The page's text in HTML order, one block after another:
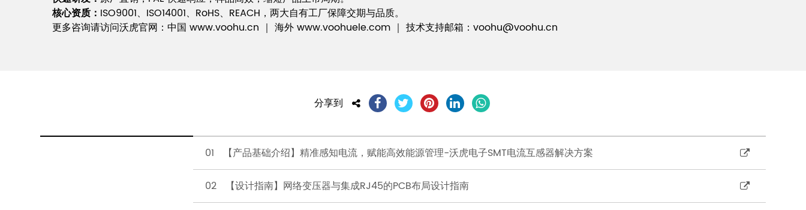
核心资质： ISO9001、ISO14001、RoHS、REACH，两大自有工厂保障交期与品质。
更多咨询请访问沃虎官网：中国 www.voohu.cn ｜ 海外 www.voohuele.com ｜ 技术支持邮箱：voohu@voohu.cn
分享到
01 【产品基础介绍】精准感知电流，赋能高效能源管理-沃虎电子SMT电流互感器解决方案
02 【设计指南】网络变压器与集成RJ45的PCB布局设计指南